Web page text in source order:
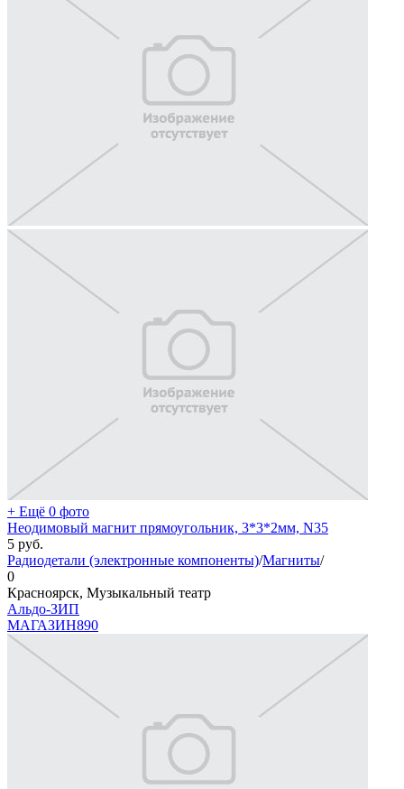
+ Ещё 0 фото
Неодимовый магнит прямоугольник, 3*3*2мм, N35
5 руб.
Радиодетали (электронные компоненты)/Магниты/
0
Красноярск, Музыкальный театр
Альдо-ЗИП
МАГАЗИН890